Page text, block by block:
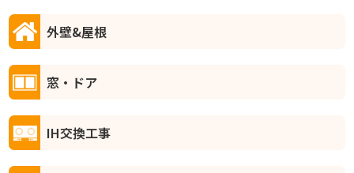
外壁&屋根
窓・ドア
IH交換工事